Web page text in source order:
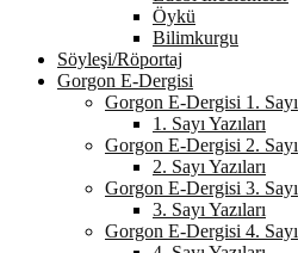
Öykü
Bilimkurgu
Söyleşi/Röportaj
Gorgon E-Dergisi
Gorgon E-Dergisi 1. Sayı
1. Sayı Yazıları
Gorgon E-Dergisi 2. Sayı
2. Sayı Yazıları
Gorgon E-Dergisi 3. Sayı
3. Sayı Yazıları
Gorgon E-Dergisi 4. Sayı